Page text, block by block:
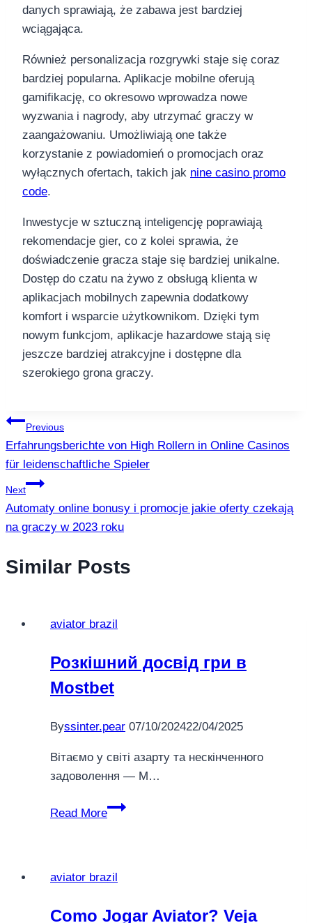
danych sprawiają, że zabawa jest bardziej
wciągająca.
Również personalizacja rozgrywki staje się coraz
bardziej popularna. Aplikacje mobilne oferują
gamifikację, co okresowo wprowadza nowe
wyzwania i nagrody, aby utrzymać graczy w
zaangażowaniu. Umożliwiają one także
korzystanie z powiadomień o promocjach oraz
wyłącznych ofertach, takich jak nine casino promo
code.
Inwestycje w sztuczną inteligencję poprawiają
rekomendacje gier, co z kolei sprawia, że
doświadczenie gracza staje się bardziej unikalne.
Dostęp do czatu na żywo z obsługą klienta w
aplikacjach mobilnych zapewnia dodatkowy
komfort i wsparcie użytkownikom. Dzięki tym
nowym funkcjom, aplikacje hazardowe stają się
jeszcze bardziej atrakcyjne i dostępne dla
szerokiego grona graczy.
แนะแนว
เรื่อง
Previous
Erfahrungsberichte von High Rollern in Online Casinos
für leidenschaftliche Spieler
Next
Automaty online bonusy i promocje jakie oferty czekają
na graczy w 2023 roku
Similar Posts
aviator brazil
Розкішний досвід гри в
Mostbet
Byssinter.pear 07/10/202422/04/2025
Вітаємо у світі азарту та нескінченного
задоволення — M…
Read More
Розкішний
Mostbet
aviator brazil
Como Jogar Aviator? Veja